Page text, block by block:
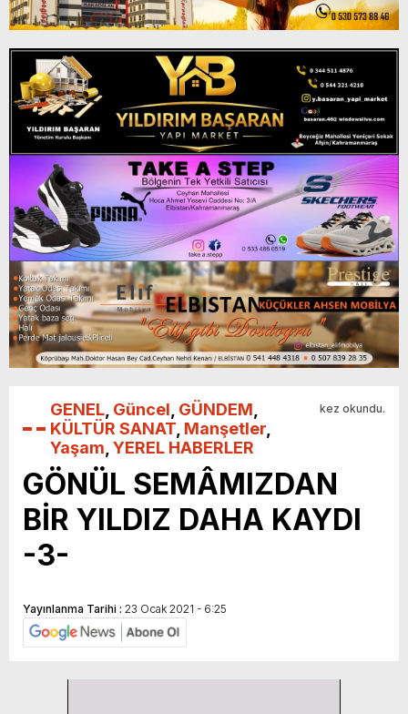
GENEL Güncel GÜNDEM
KÜLTÜR SANAT Manşetler
Yaşam YEREL HABERLER
kez okundu.
GÖNÜL SEMÂMIZDAN
BİR YILDIZ DAHA KAYDI
-3-
Yayınlanma Tarihi : 23 Ocak 2021 - 6:25